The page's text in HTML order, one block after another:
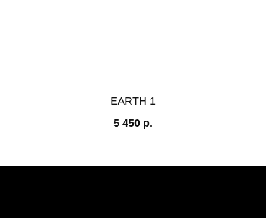
EARTH 1
5 450 р.